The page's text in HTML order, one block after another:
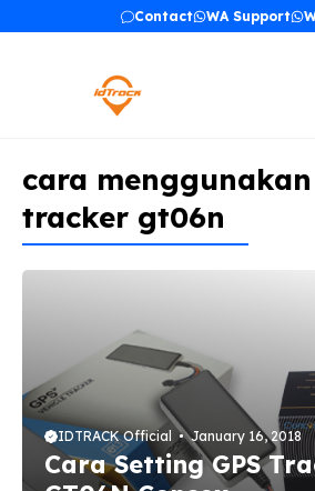
Contact WA Support
cara
tracker gt06n
IDTRACK Official January 16, 2018
Cara Setting GPS